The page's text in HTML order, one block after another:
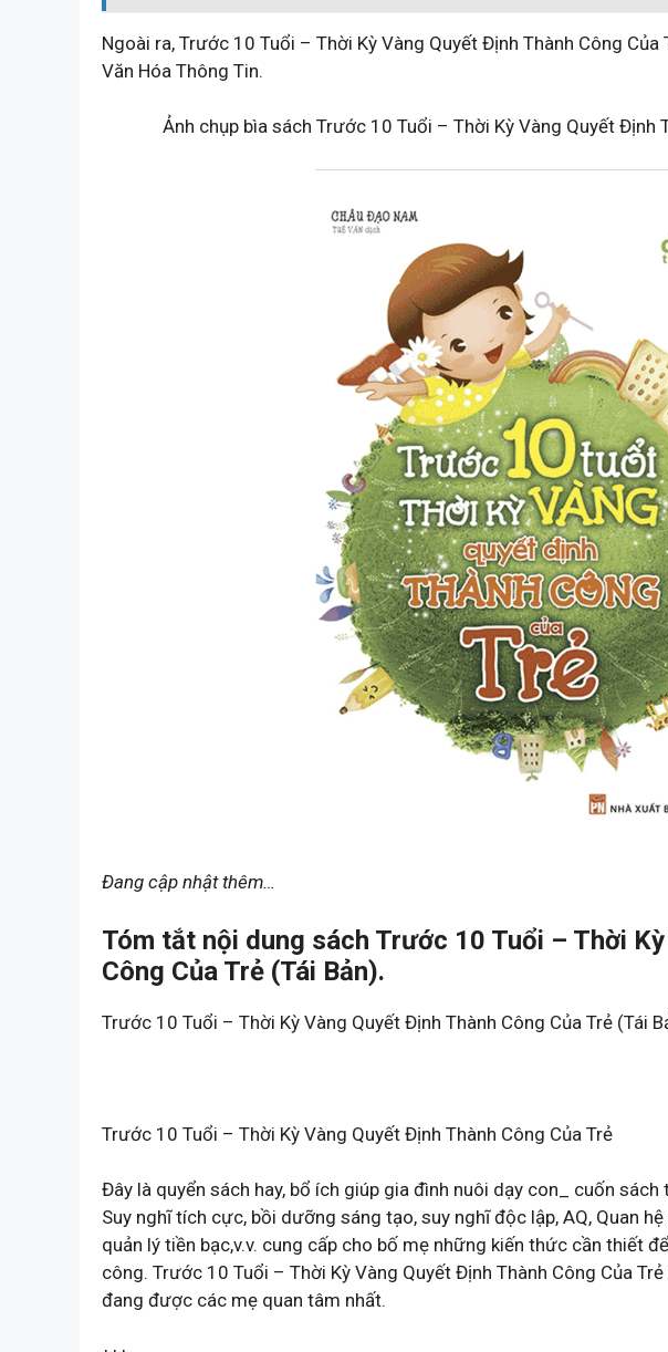
Ngoài ra, Trước 10 Tuổi – Thời Kỳ Vàng Quyết Định Thành Công Của
Văn Hóa Thông Tin.
Ảnh chụp bìa sách Trước 10 Tuổi – Thời Kỳ Vàng Quyết Định
Đang cập nhật thêm…
Tóm tắt nội dung sách Trước 10 Tuổi – Thời
Công Của Trẻ (Tái Bản).
Trước 10 Tuổi – Thời Kỳ Vàng Quyết Định Thành Công Của Trẻ (Tái
Trước 10 Tuổi – Thời Kỳ Vàng Quyết Định Thành Công Của Trẻ
Đây là quyển sách hay, bổ ích giúp gia đình nuôi dạy con_ cuốn
Suy nghĩ tích cực, bồi dưỡng sáng tạo, suy nghĩ độc lập, AQ, Quan
quản lý tiền bạc,v.v. cung cấp cho bố mẹ những kiến thức cần thiết
công. Trước 10 Tuổi – Thời Kỳ Vàng Quyết Định Thành Công Của
đang được các mẹ quan tâm nhất.